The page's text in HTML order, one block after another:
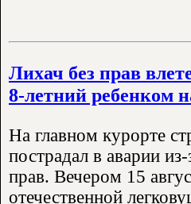
Лихач без прав
8-летний ребенком
На главном курорте
пострадал в аварии из-
прав. Вечером 15
отечественной